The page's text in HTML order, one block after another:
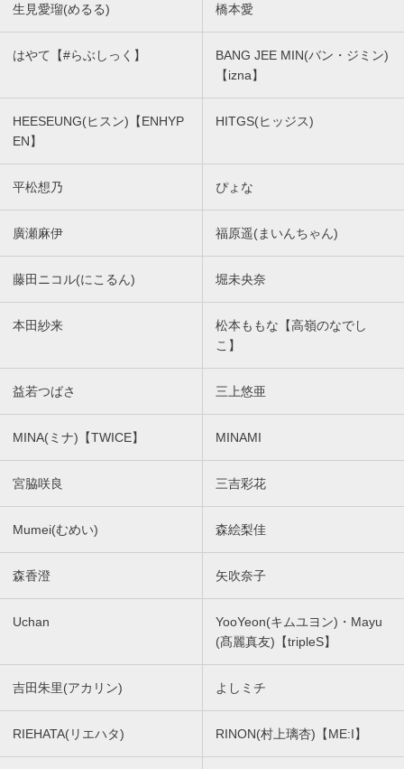
生見愛瑠(めるる) 橋本愛
はやて【#らぶしっく】
BANG JEE MIN(バン・ジミン)
【izna】
HEESEUNG(ヒスン)【ENHYP
EN】
HITGS(ヒッジス)
平松想乃 ぴょな
廣瀬麻伊 福原遥(まいんちゃん)
藤田ニコル(にこるん) 堀未央奈
本田紗来
松本ももな【高嶺のなでし
こ】
益若つばさ 三上悠亜
MINA(ミナ)【TWICE】 MINAMI
宮脇咲良 三吉彩花
Mumei(むめい) 森絵梨佳
森香澄 矢吹奈子
Uchan
YooYeon(キムユヨン)・Mayu
(髙麗真友)【tripleS】
吉田朱里(アカリン) よしミチ
RIEHATA(リエハタ) RINON(村上璃杏)【ME:I】